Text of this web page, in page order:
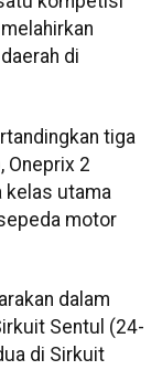
di
tiga
Oneprix 2
kelas utama
motor
dalam
Sentul (24-
di Sirkuit